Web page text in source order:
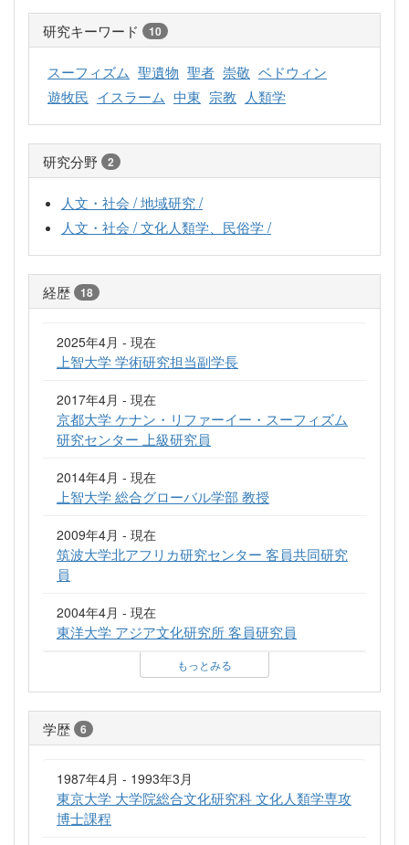
研究キーワード 10
スーフィズム 聖遺物 聖者 崇敬 ベドウィン
遊牧民 イスラーム 中東 宗教 人類学
研究分野 2
人文・社会 / 地域研究 /
人文・社会 / 文化人類学、民俗学 /
経歴 18
2025年4月 - 現在
上智大学 学術研究担当副学長
2017年4月 - 現在
京都大学 ケナン・リファーイー・スーフィズム
研究センター 上級研究員
2014年4月 - 現在
上智大学 総合グローバル学部 教授
2009年4月 - 現在
筑波大学北アフリカ研究センター 客員共同研究
員
2004年4月 - 現在
東洋大学 アジア文化研究所 客員研究員
もっとみる
学歴 6
1987年4月 - 1993年3月
東京大学 大学院総合文化研究科 文化人類学専攻
博士課程